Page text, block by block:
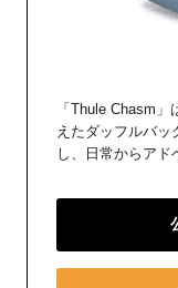
「Thule Chasm
えたダッフルバッ
し、日常からアド